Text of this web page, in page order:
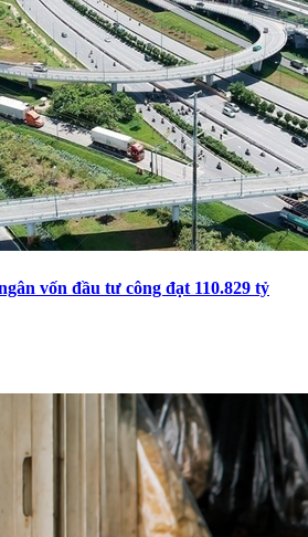
vốn đầu tư công đạt 110.829 tỷ